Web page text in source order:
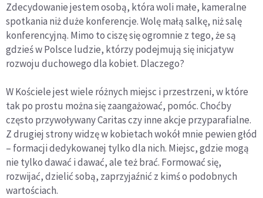
Zdecydowanie jestem osobą, która woli małe, kameralne
spotkania niż duże konferencje. Wolę małą salkę, niż salę
konferencyjną. Mimo to ciszę się ogromnie z tego, że są
gdzieś w Polsce ludzie, którzy podejmują się inicjatyw
rozwoju duchowego dla kobiet. Dlaczego?
W Kościele jest wiele różnych miejsc i przestrzeni, w które
tak po prostu można się zaangażować, pomóc. Choćby
często przywoływany Caritas czy inne akcje przyparafialne.
Z drugiej strony widzę w kobietach wokół mnie pewien głód
– formacji dedykowanej tylko dla nich. Miejsc, gdzie mogą
nie tylko dawać i dawać, ale też brać. Formować się,
rozwijać, dzielić sobą, zaprzyjaźnić z kimś o podobnych
wartościach.